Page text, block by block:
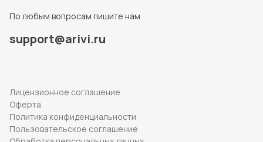
По любым вопросам пишите нам
support@arivi.ru
Лицензионное соглашение
Оферта
Политика конфиденциальности
Пользовательское соглашение